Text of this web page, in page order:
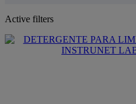
Active filters